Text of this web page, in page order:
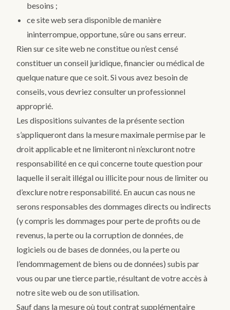
besoins ;
ce site web sera disponible de manière
ininterrompue, opportune, sûre ou sans erreur.
Rien sur ce site web ne constitue ou n’est censé
constituer un conseil juridique, financier ou médical de
quelque nature que ce soit. Si vous avez besoin de
conseils, vous devriez consulter un professionnel
approprié.
Les dispositions suivantes de la présente section
s’appliqueront dans la mesure maximale permise par le
droit applicable et ne limiteront ni n’excluront notre
responsabilité en ce qui concerne toute question pour
laquelle il serait illégal ou illicite pour nous de limiter ou
d’exclure notre responsabilité. En aucun cas nous ne
serons responsables des dommages directs ou indirects
(y compris les dommages pour perte de profits ou de
revenus, la perte ou la corruption de données, de
logiciels ou de bases de données, ou la perte ou
l’endommagement de biens ou de données) subis par
vous ou par une tierce partie, résultant de votre accès à
notre site web ou de son utilisation.
Sauf dans la mesure où tout contrat supplémentaire